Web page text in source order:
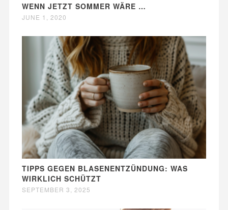
WENN JETZT SOMMER WÄRE …
JUNE 1, 2020
TIPPS GEGEN BLASENENTZÜNDUNG: WAS
WIRKLICH SCHÜTZT
SEPTEMBER 3, 2025